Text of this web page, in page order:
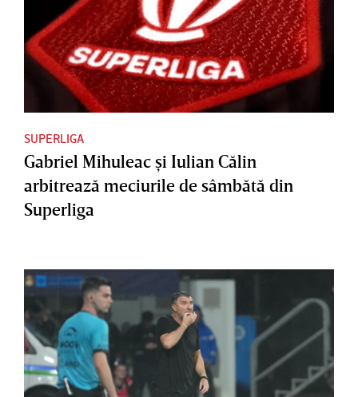
SUPERLIGA
Gabriel Mihuleac şi Iulian Călin
arbitrează meciurile de sâmbătă din
Superliga